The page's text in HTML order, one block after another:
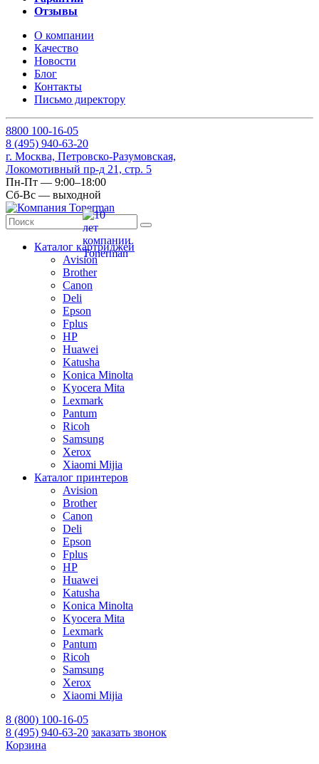
Отзывы
О компании
Качество
Новости
Блог
Контакты
Письмо директору
8800 100-16-05
8 (495) 940-63-20
г. Москва, Петровско-Разумовская,
Локомотивный пр-д 21, стр. 5
Пн-Пт — 9:00–18:00
Сб-Вс — выходной
Каталог картриджей
Avision
Brother
Canon
Deli
Epson
Fplus
HP
Huawei
Katusha
Konica Minolta
Kyocera Mita
Lexmark
Pantum
Ricoh
Samsung
Xerox
Xiaomi Mijia
Каталог принтеров
Avision
Brother
Canon
Deli
Epson
Fplus
HP
Huawei
Katusha
Konica Minolta
Kyocera Mita
Lexmark
Pantum
Ricoh
Samsung
Xerox
Xiaomi Mijia
8 (800) 100-16-05
8 (495) 940-63-20 заказать звонок
Корзина